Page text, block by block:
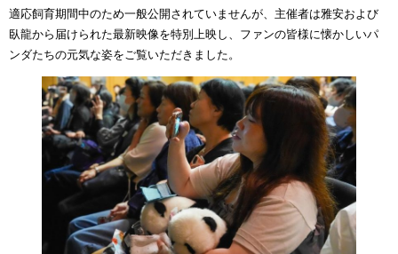
適応飼育期間中のため一般公開されていませんが、主催者は雅安および
臥龍から届けられた最新映像を特別上映し、ファンの皆様に懐かしいパ
ンダたちの元気な姿をご覧いただきました。